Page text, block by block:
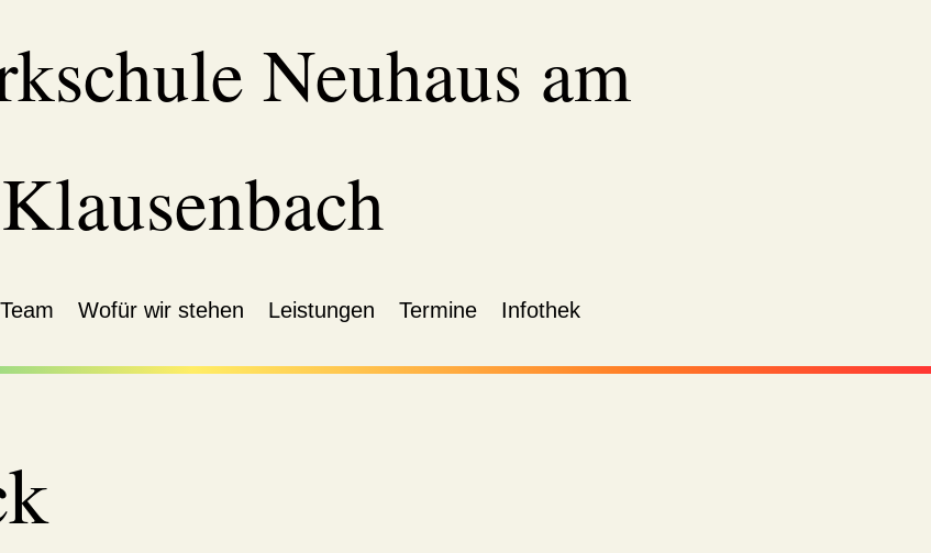
Neuhaus am
Klausenbach
Team Wofür wir stehen Leistungen Termine Infothek